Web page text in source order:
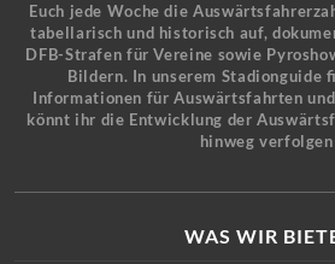
Euch jede Woche die
tabellarisch und historisch auf,
DFB-Strafen für Vereine sowie
Bildern. In unserem Stadionguide
Informationen für Auswärtsfahrten
könnt ihr die Entwicklung der
hinweg
WAS WIR